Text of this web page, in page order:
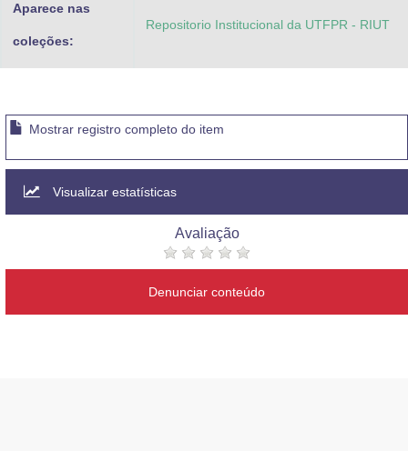
Aparece nas
coleções:
Repositorio Institucional da UTFPR - RIUT
Mostrar registro completo do item
Visualizar estatísticas
Avaliação
Denunciar conteúdo